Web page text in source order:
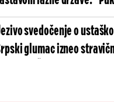
svedočenje o
glumac izneo